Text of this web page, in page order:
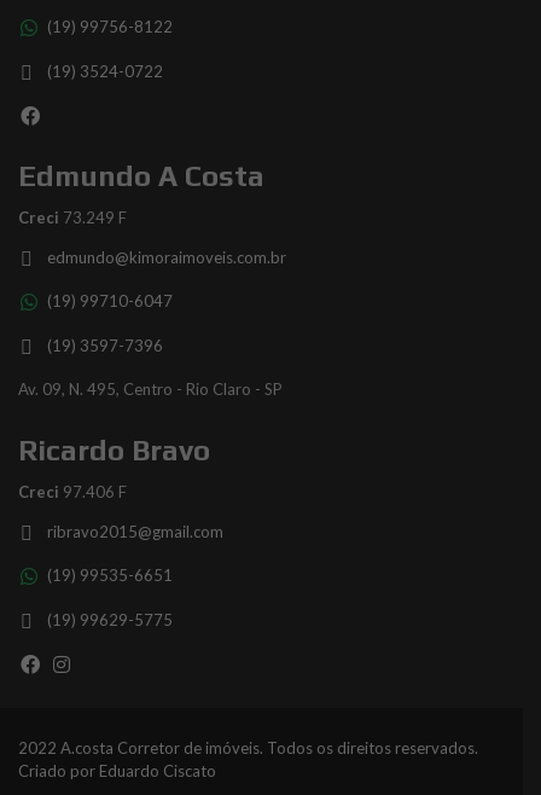
(19) 99756-8122
(19) 3524-0722
Edmundo A Costa
Creci 73.249 F
edmundo@kimoraimoveis.com.br
(19) 99710-6047
(19) 3597-7396
Av. 09, N. 495, Centro - Rio Claro - SP
Ricardo Bravo
Creci 97.406 F
ribravo2015@gmail.com
(19) 99535-6651
(19) 99629-5775
2022 A.costa Corretor de imóveis. Todos os direitos reservados.
Criado por Eduardo Ciscato